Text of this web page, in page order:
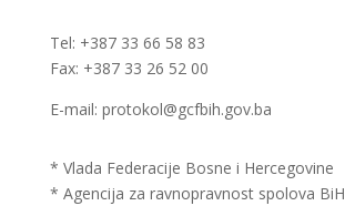
Tel: +387 33 66 58 83
Fax: +387 33 26 52 00
E-mail: protokol@gcfbih.gov.ba
* Vlada Federacije Bosne i Hercegovine
* Agencija za ravnopravnost spolova BiH